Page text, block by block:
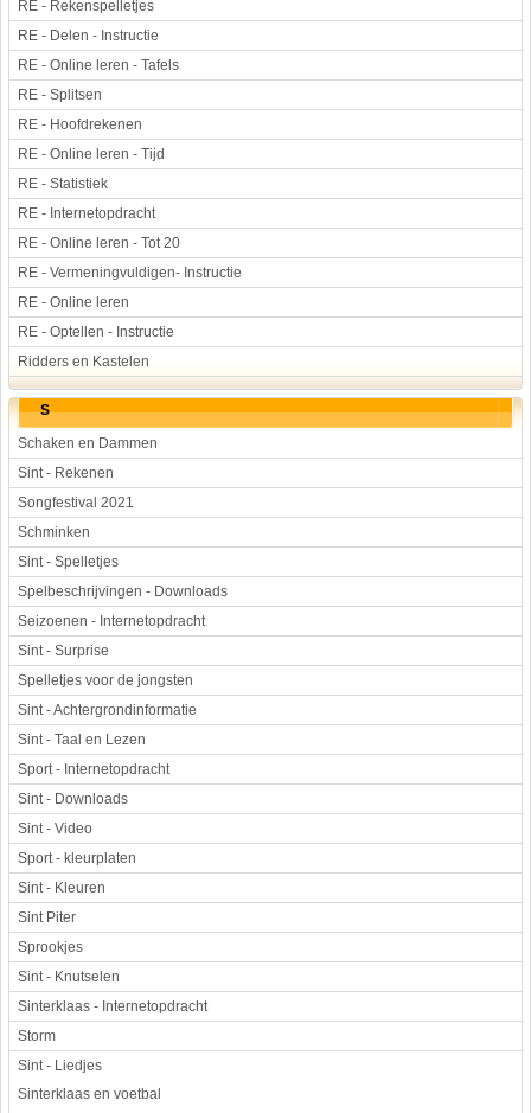
RE - Rekenspelletjes
RE - Delen - Instructie
RE - Online leren - Tafels
RE - Splitsen
RE - Hoofdrekenen
RE - Online leren - Tijd
RE - Statistiek
RE - Internetopdracht
RE - Online leren - Tot 20
RE - Vermeningvuldigen- Instructie
RE - Online leren
RE - Optellen - Instructie
Ridders en Kastelen
S
Schaken en Dammen
Sint - Rekenen
Songfestival 2021
Schminken
Sint - Spelletjes
Spelbeschrijvingen - Downloads
Seizoenen - Internetopdracht
Sint - Surprise
Spelletjes voor de jongsten
Sint - Achtergrondinformatie
Sint - Taal en Lezen
Sport - Internetopdracht
Sint - Downloads
Sint - Video
Sport - kleurplaten
Sint - Kleuren
Sint Piter
Sprookjes
Sint - Knutselen
Sinterklaas - Internetopdracht
Storm
Sint - Liedjes
Sinterklaas en voetbal